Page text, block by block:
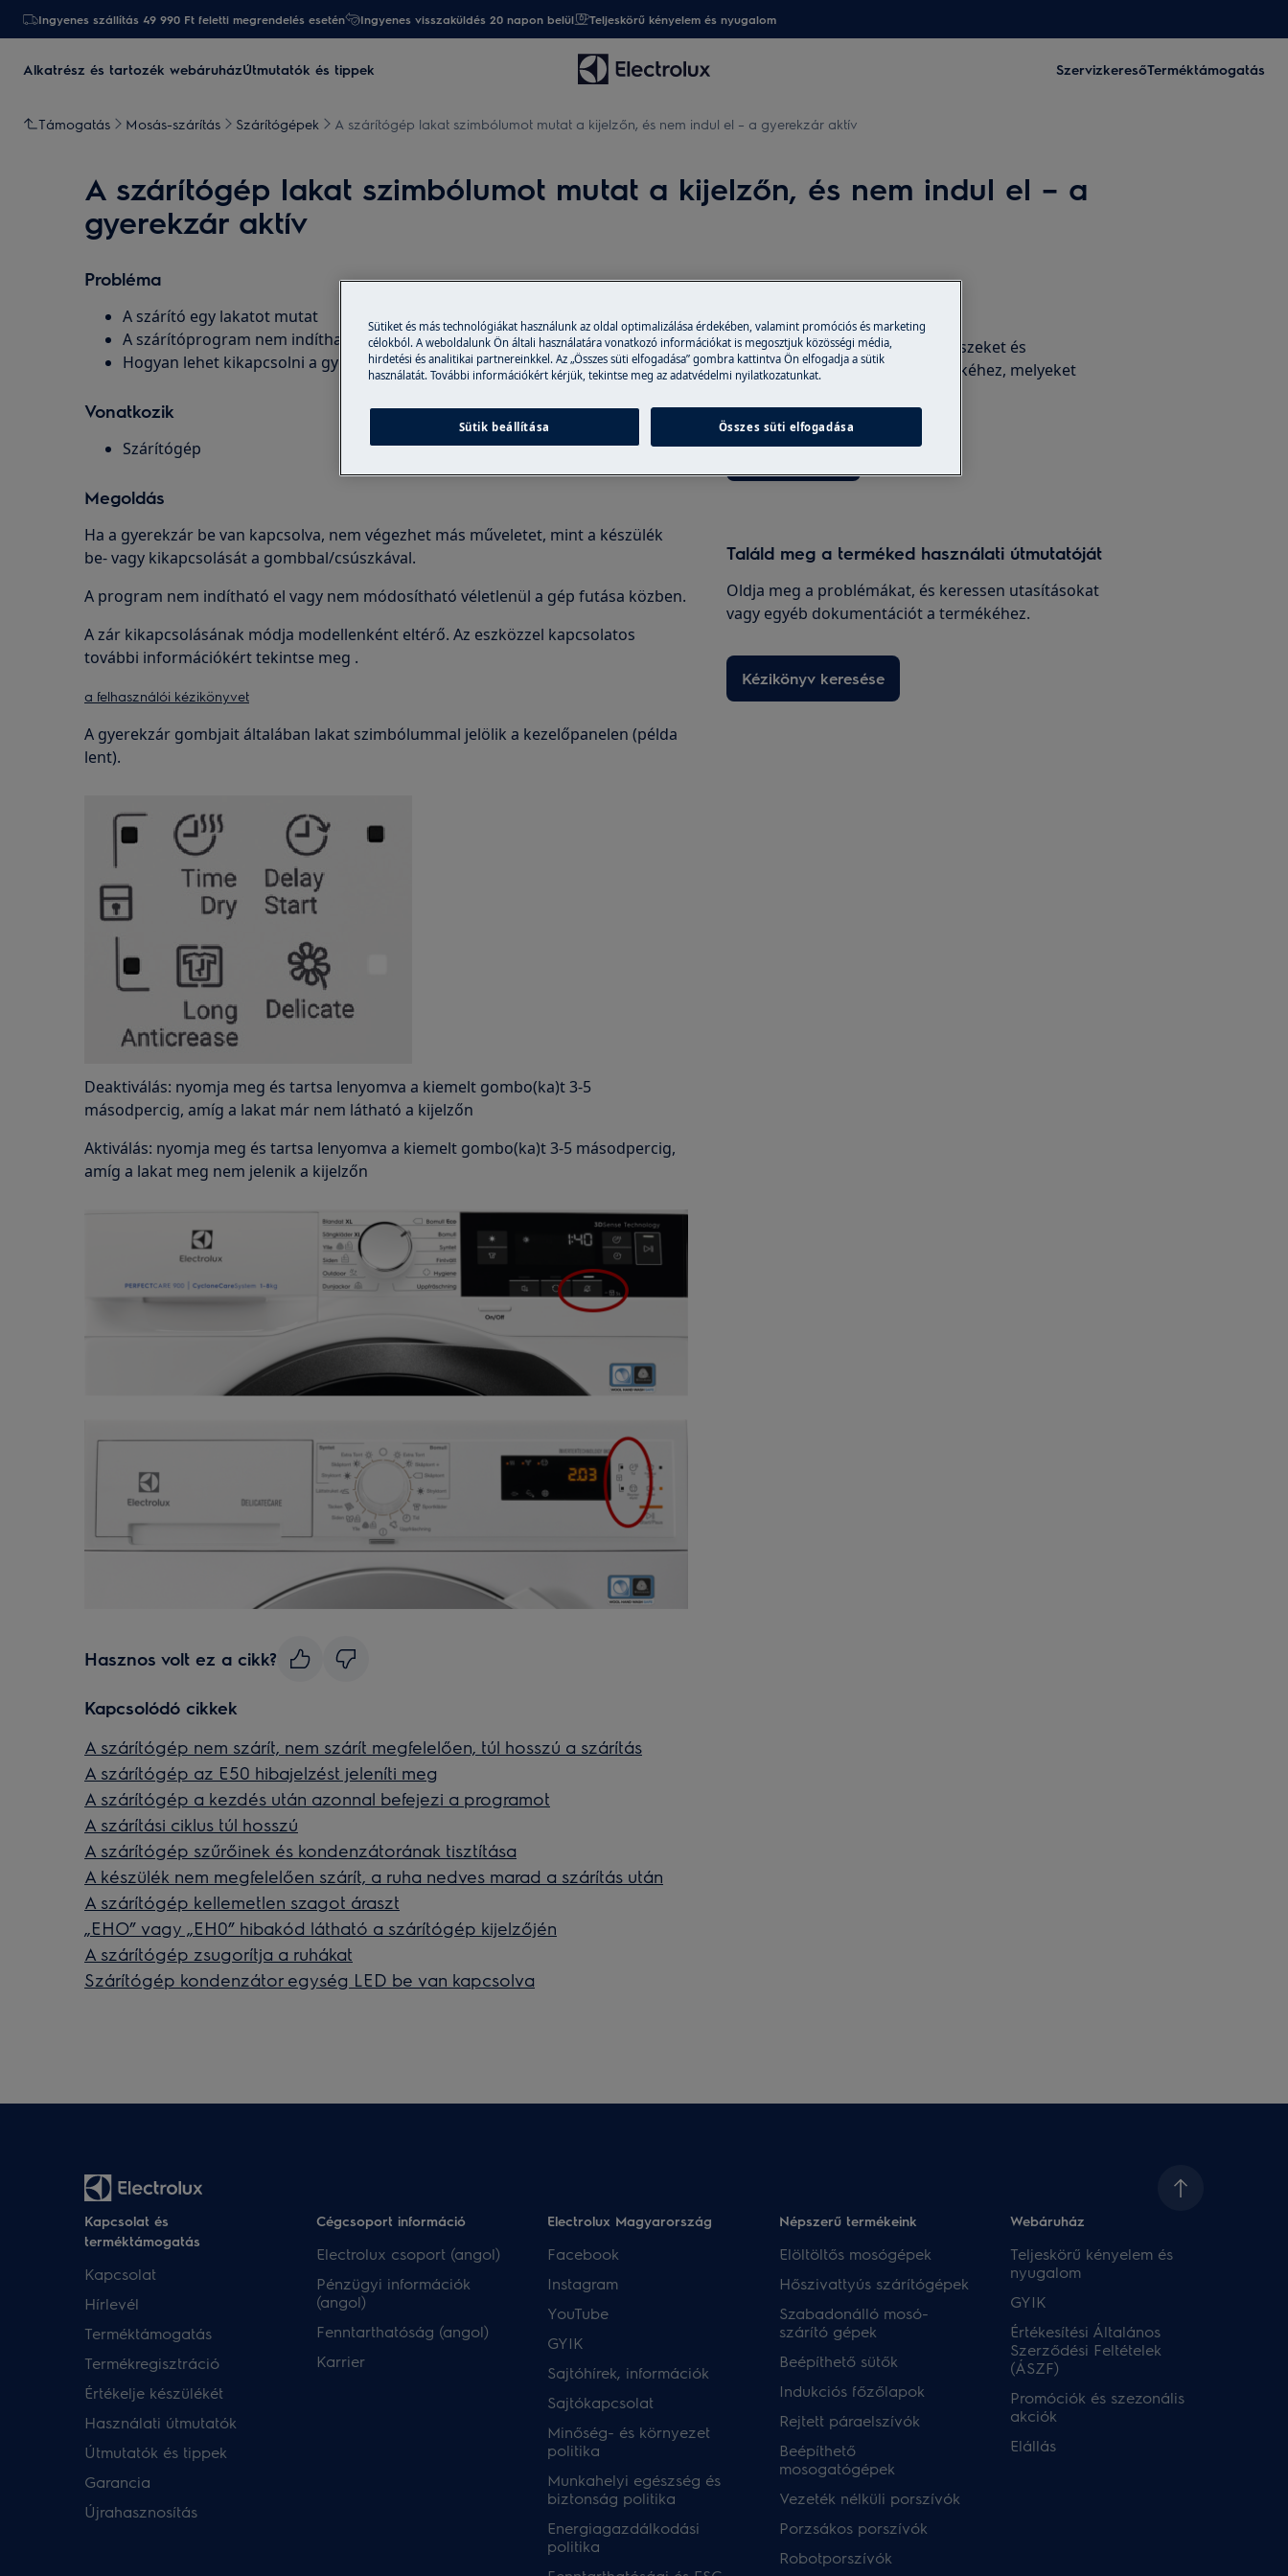
Ingyenes szállítás 49 990 Ft feletti megrendelés esetén Ingyenes visszaküldés 20 napon belül Teljeskörű kényelem és nyugalom
Alkatrész és tartozék webáruházÚtmutatók és tippek SzervizkeresőTerméktámogatás
Támogatás Mosás-szárítás Szárítógépek A szárítógép lakat szimbólumot mutat a kijelzőn, és nem indul el – a gyerekzár aktív
A szárítógép lakat szimbólumot mutat a kijelzőn, és nem indul el – a
gyerekzár aktív
Probléma
A szárító egy lakatot mutat
A szárítóprogram nem indítható el, a szárító le van zárva
Hogyan lehet kikapcsolni a gyerekzárat a szárítógépben?
Vonatkozik
Szárítógép
Megoldás
Ha a gyerekzár be van kapcsolva, nem végezhet más műveletet, mint a készülék
be- vagy kikapcsolását a gombbal/csúszkával.
A program nem indítható el vagy nem módosítható véletlenül a gép futása közben.
A zár kikapcsolásának módja modellenként eltérő. Az eszközzel kapcsolatos
további információkért tekintse meg .
a felhasználói kézikönyvet
A gyerekzár gombjait általában lakat szimbólummal jelölik a kezelőpanelen (példa
lent).
Deaktiválás: nyomja meg és tartsa lenyomva a kiemelt gombo(ka)t 3-5
másodpercig, amíg a lakat már nem látható a kijelzőn
Aktiválás: nyomja meg és tartsa lenyomva a kiemelt gombo(ka)t 3-5 másodpercig,
amíg a lakat meg nem jelenik a kijelzőn
Hasznos volt ez a cikk?
Kapcsolódó cikkek
A szárítógép nem szárít, nem szárít megfelelően, túl hosszú a szárítás
A szárítógép az E50 hibajelzést jeleníti meg
A szárítógép a kezdés után azonnal befejezi a programot
A szárítási ciklus túl hosszú
A szárítógép szűrőinek és kondenzátorának tisztítása
A készülék nem megfelelően szárít, a ruha nedves marad a szárítás után
A szárítógép kellemetlen szagot áraszt
„EHO” vagy „EH0” hibakód látható a szárítógép kijelzőjén
A szárítógép zsugorítja a ruhákat
Szárítógép kondenzátor egység LED be van kapcsolva
A webáruházban eredeti alkatrészeket és
tartozékokat vásárolhat készülékéhez, melyeket
Találd meg a terméked használati útmutatóját
Oldja meg a problémákat, és keressen utasításokat
vagy egyéb dokumentációt a termékéhez.
Kézikönyv keresése
Kapcsolat és
terméktámogatás
Kapcsolat
Hírlevél
Terméktámogatás
Termékregisztráció
Értékelje készülékét
Használati útmutatók
Útmutatók és tippek
Garancia
Újrahasznosítás
Cégcsoport információ
Electrolux csoport (angol)
Pénzügyi információk
(angol)
Fenntarthatóság (angol)
Karrier
Electrolux Magyarország
Facebook
Instagram
YouTube
GYIK
Sajtóhírek, információk
Sajtókapcsolat
Minőség- és környezet
politika
Munkahelyi egészség és
biztonság politika
Energiagazdálkodási
politika
Népszerű termékeink
Elöltöltős mosógépek
Hőszivattyús szárítógépek
Szabadonálló mosó-
szárító gépek
Beépíthető sütők
Indukciós főzőlapok
Rejtett páraelszívók
Beépíthető
mosogatógépek
Vezeték nélküli porszívók
Porzsákos porszívók
Robotporszívók
Webáruház​
Teljeskörű kényelem és
nyugalom
GYIK
Értékesítési Általános
Szerződési Feltételek
(ÁSZF)
Promóciók és szezonális
akciók
Elállás
Sütiket és más technológiákat használunk az oldal optimalizálása érdekében, valamint promóciós és marketing
célokból. A weboldalunk Ön általi használatára vonatkozó információkat is megosztjuk közösségi média,
hirdetési és analitikai partnereinkkel. Az „Összes süti elfogadása” gombra kattintva Ön elfogadja a sütik
használatát. További információkért kérjük, tekintse meg az adatvédelmi nyilatkozatunkat.
Sütik beállítása Összes süti elfogadása